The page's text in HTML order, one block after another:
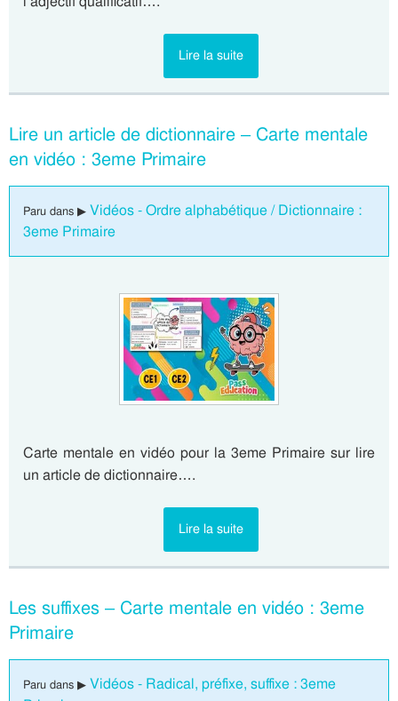
Lire la suite
Lire un article de dictionnaire – Carte mentale
en vidéo : 3eme Primaire
Paru dans ▶ Vidéos - Ordre alphabétique / Dictionnaire :
3eme Primaire
Carte mentale en vidéo pour la 3eme Primaire sur lire
un article de dictionnaire….
Lire la suite
Les suffixes – Carte mentale en vidéo : 3eme
Primaire
Paru dans ▶ Vidéos - Radical, préfixe, suffixe : 3eme